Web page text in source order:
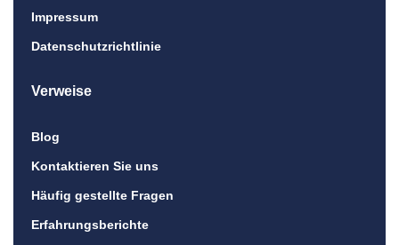
Impressum
Datenschutzrichtlinie
Verweise
Blog
Kontaktieren Sie uns
Häufig gestellte Fragen
Erfahrungsberichte